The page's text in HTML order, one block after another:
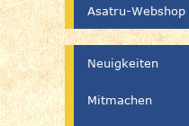
Asatru-Webshop
Neuigkeiten
Mitmachen